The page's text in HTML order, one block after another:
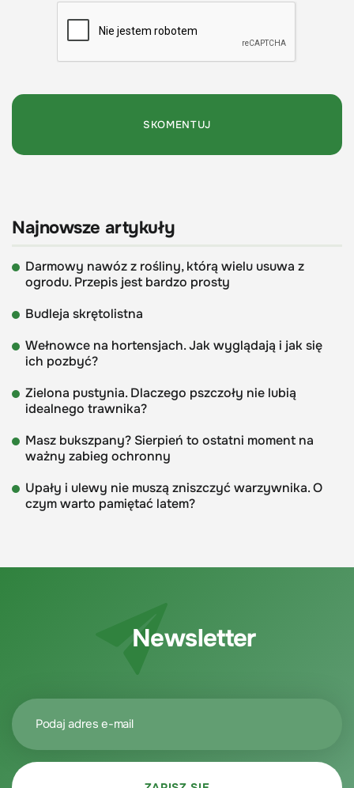
Najnowsze artykuły
Darmowy nawóz z rośliny, którą wielu usuwa z
ogrodu. Przepis jest bardzo prosty
Budleja skrętolistna
Wełnowce na hortensjach. Jak wyglądają i jak się
ich pozbyć?
Zielona pustynia. Dlaczego pszczoły nie lubią
idealnego trawnika?
Masz bukszpany? Sierpień to ostatni moment na
ważny zabieg ochronny
Upały i ulewy nie muszą zniszczyć warzywnika. O
czym warto pamiętać latem?
Newsletter